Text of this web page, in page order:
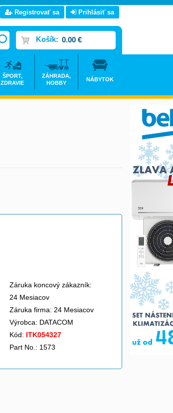
Záruka koncový zákazník:
24 Mesiacov
Záruka firma: 24 Mesiacov
Výrobca: DATACOM
Kód: ITK054327
Part No.: 1573
Registrovať sa Prihlásiť sa
Košík: 0.00 €
ŠPORT,
ZDRAVIE
ZÁHRADA,
HOBBY
NÁBYTOK